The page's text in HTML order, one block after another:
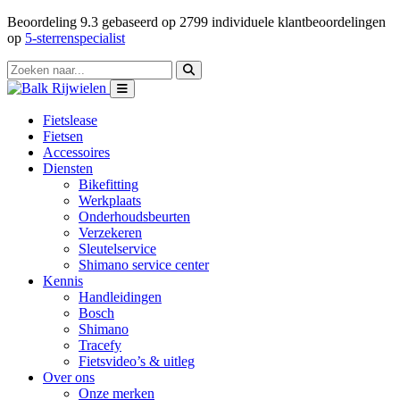
Beoordeling 9.3 gebaseerd op 2799 individuele klantbeoordelingen
op 5-sterrenspecialist
Fietslease
Fietsen
Accessoires
Diensten
Bikefitting
Werkplaats
Onderhoudsbeurten
Verzekeren
Sleutelservice
Shimano service center
Kennis
Handleidingen
Bosch
Shimano
Tracefy
Fietsvideo’s & uitleg
Over ons
Onze merken